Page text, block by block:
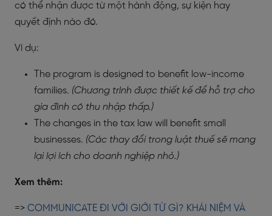
có thể nhận được từ một hành động, sự kiện hay
quyết định nào đó.
Ví dụ:
The program is designed to benefit low-income
families. (Chương trình được thiết kế để hỗ trợ cho
gia đình có thu nhập thấp.)
The changes in the tax law will benefit small
businesses. (Các thay đổi trong luật thuế sẽ mang
lại lợi ích cho doanh nghiệp nhỏ.)
Xem thêm:
=> COMMUNICATE ĐI VỚI GIỚI TỪ GÌ? KHÁI NIỆM VÀ